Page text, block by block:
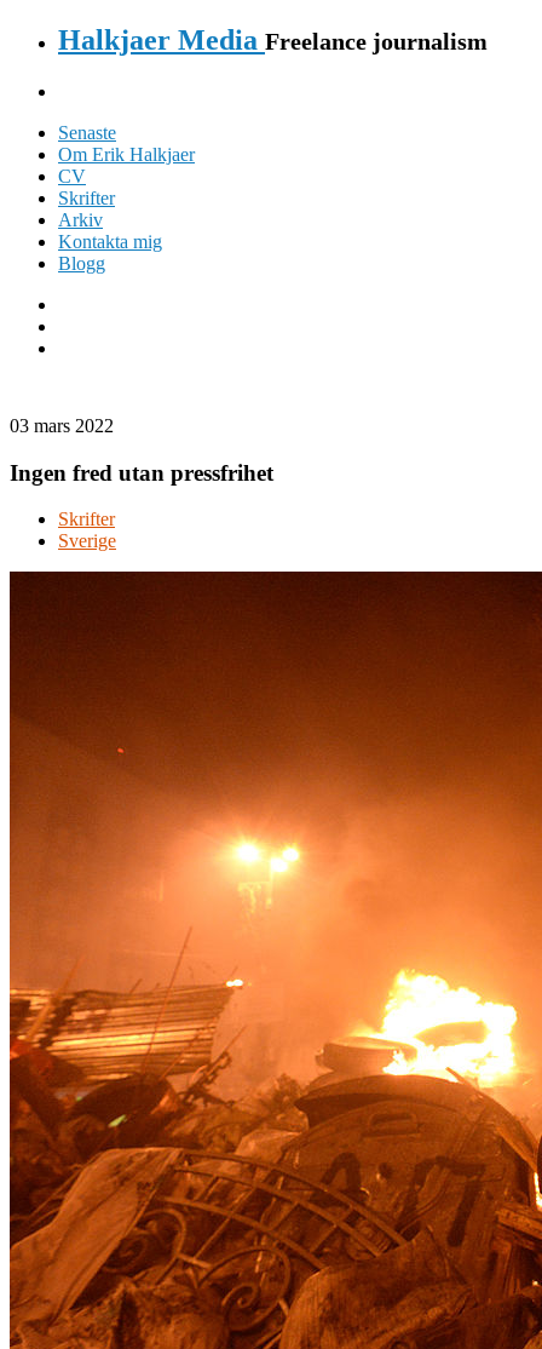
Halkjaer Media Freelance journalism
Senaste
Om Erik Halkjaer
CV
Skrifter
Arkiv
Kontakta mig
Blogg
03 mars 2022
Ingen fred utan pressfrihet
Skrifter
Sverige